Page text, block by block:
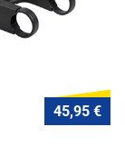
45,95 €